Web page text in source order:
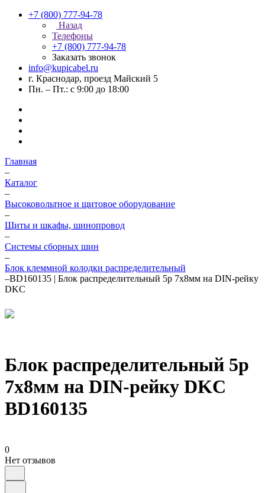
+7 (800) 777-94-78
Назад
Телефоны
+7 (800) 777-94-78
Заказать звонок
info@kupicabel.ru
г. Краснодар, проезд Майский 5
Пн. – Пт.: с 9:00 до 18:00
Главная
–
Каталог
–
Высоковольтное и щитовое оборудование
–
Щиты и шкафы, шинопровод
–
Системы сборных шин
–
Блок клеммной колодки распределительный
–BD160135 | Блок распределительный 5p 7х8мм на DIN-рейку
DKC
Блок распределительный 5p
7х8мм на DIN-рейку DKC
BD160135
0
Нет отзывов